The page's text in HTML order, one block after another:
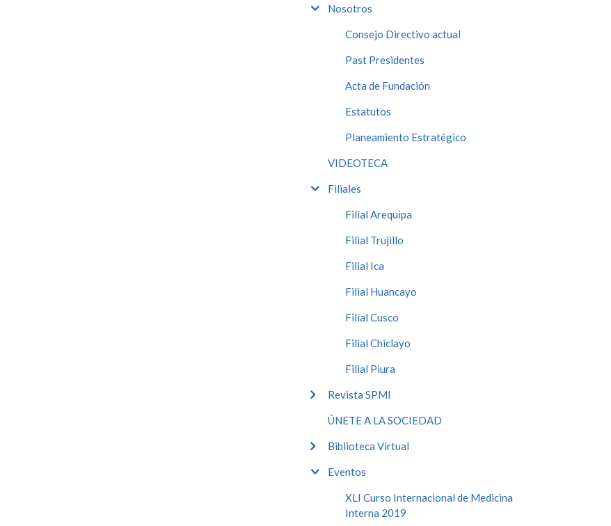
Nosotros
Consejo Directivo actual
Past Presidentes
Acta de Fundación
Estatutos
Planeamiento Estratégico
VIDEOTECA
Filiales
Filial Arequipa
Filial Trujillo
Filial Ica
Filial Huancayo
Filial Cusco
Filial Chiclayo
Filial Piura
Revista SPMI
ÚNETE A LA SOCIEDAD
Biblioteca Virtual
Eventos
XLI Curso Internacional de Medicina
Interna 2019